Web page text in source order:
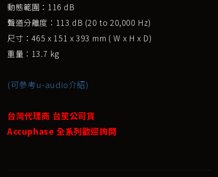
動態範圍：116 dB
聲道分離度：113 dB (20 to 20,000 Hz)
尺寸：465 x 151 x 393 mm ( W x H x D)
重量：13.7 kg
(可參考u-audio介紹)
台灣代理商 台笙公司貨
Accuphase 全系列歡迎詢問